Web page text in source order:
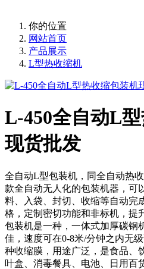
你的位置
网站首页
产品展示
L型热收缩机
L-450全自动L
现货批发
全自动L型包装机，同全自动热
款全自动无人化的包装机器，可
料、入袋、封切、收缩等自动完
格，定制密切功能和非标机，提
包装机是一种，一体式加厚碳钢
佳，速度可在0-8米/分钟之内无
种收缩膜，用途广泛，是食品、
叶盒、消毒餐具、电池、日用百